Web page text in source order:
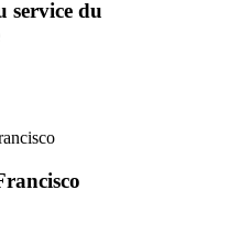
service du